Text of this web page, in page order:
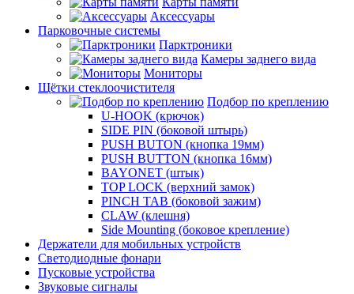
Аксессуары
Парковочные системы
Парктроники
Камеры заднего вида
Мониторы
Щётки стеклоочистителя
Подбор по креплению
U-HOOK (крючок)
SIDE PIN (боковой штырь)
PUSH BUTON (кнопка 19мм)
PUSH BUTTON (кнопка 16мм)
BAYONET (штык)
TOP LOCK (верхний замок)
PINCH TAB (боковой зажим)
CLAW (клешня)
Side Mounting (боковое крепление)
Держатели для мобильных устройств
Светодиодные фонари
Пусковые устройства
Звуковые сигналы